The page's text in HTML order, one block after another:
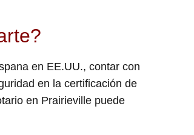
en EE.UU., contar con
en la certificación de
en Prairieville puede